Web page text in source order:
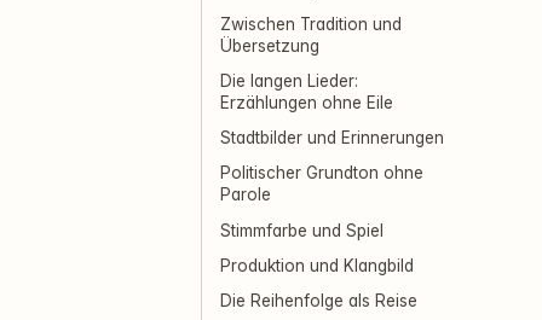
Zwischen Tradition und
Übersetzung
Die langen Lieder:
Erzählungen ohne Eile
Stadtbilder und Erinnerungen
Politischer Grundton ohne
Parole
Stimmfarbe und Spiel
Produktion und Klangbild
Die Reihenfolge als Reise